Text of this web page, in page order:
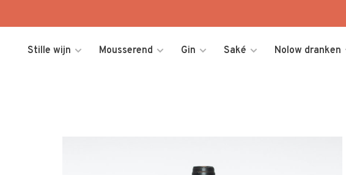
Stille wijn Mousserend Gin Saké Nolow dranken